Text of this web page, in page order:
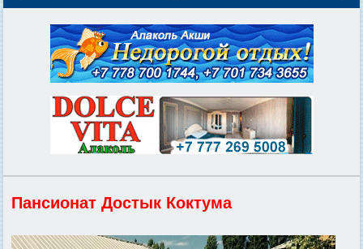
Пансионат Достык Коктума